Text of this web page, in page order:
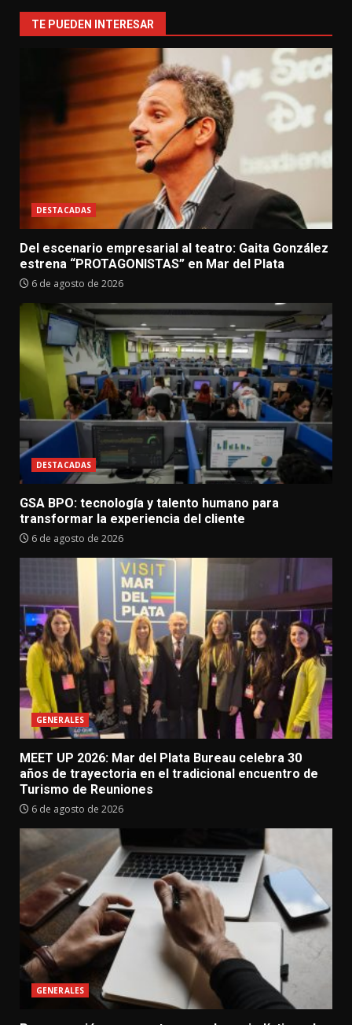
TE PUEDEN INTERESAR
DESTACADAS
Del escenario empresarial al teatro: Gaita González
estrena “PROTAGONISTAS” en Mar del Plata
6 de agosto de 2026
DESTACADAS
GSA BPO: tecnología y talento humano para
transformar la experiencia del cliente
6 de agosto de 2026
GENERALES
MEET UP 2026: Mar del Plata Bureau celebra 30
años de trayectoria en el tradicional encuentro de
Turismo de Reuniones
6 de agosto de 2026
GENERALES